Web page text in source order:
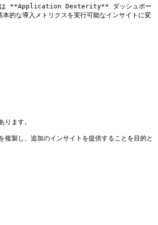
は **Application Dexterity** ダッシュボー
的な導入メトリクスを実行可能なインサイトに変
ます。
追加のインサイトを提供することを目的と